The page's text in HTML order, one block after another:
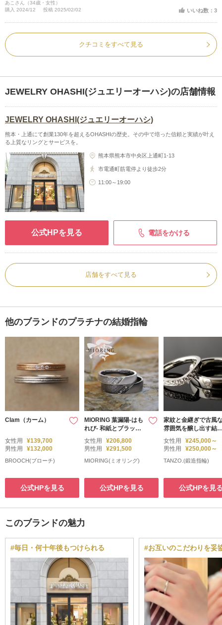
あこさん（34歳・女性）
購入 2024/12
投稿 2025/02/02 いいね数：3
クチコミをすべて見る
JEWELRY OHASHI(ジュエリーオーハシ)の店舗情報
JEWELRY OHASHI(ジュエリーオーハシ)
熊本・上通にて創業130年を超えるOHASHIの歴史。その中で培った信頼と実績が叶え
る上質なリングとサービスを。
熊本県熊本市中央区上通町1-13
市電通町筋電停より徒歩2分
11:00～19:00
公式HPを見る 電話をかける
店舗をすべて見る
他のブランドのプラチナの結婚指輪
Clam（カーム）
女性用
¥139,700
男性用
¥132,000
BROOCH(ブローチ)
公式HPを見る
MIORING 葉漏陽-はも
れび- 和紙とブラック
の結婚指輪
女性用
¥206,800
男性用
¥291,500
MIORING(ミオリング)
公式HPを見る
家紋と金継ぎで古風
雰囲気を醸し出す結
指輪
女性用
¥245,000～
男性用
¥250,000～
TANZO.(鍛造指輪)
公式HPを見
このブランドの魅力
#毎日・何十年後もつけられる #お互いのこだわりを妥